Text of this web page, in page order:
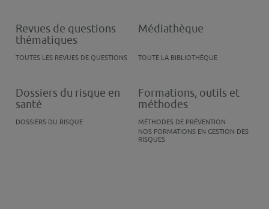
Revues de questions
thématiques
TOUTES LES REVUES DE QUESTIONS
Médiathèque
TOUTE LA BIBLIOTHÈQUE
Dossiers du risque en
santé
DOSSIERS DU RISQUE
Formations, outils et
méthodes
MÉTHODES DE PRÉVENTION
NOS FORMATIONS EN GESTION DES
RISQUES